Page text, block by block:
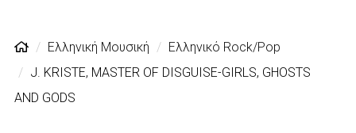
Ελληνική Μουσική
Ελληνικό Rock/Pop
J. KRISTE, MASTER OF DISGUISE-GIRLS, GHOSTS
AND GODS